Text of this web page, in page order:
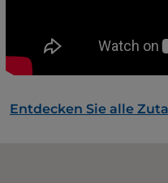
Entdecken Sie alle